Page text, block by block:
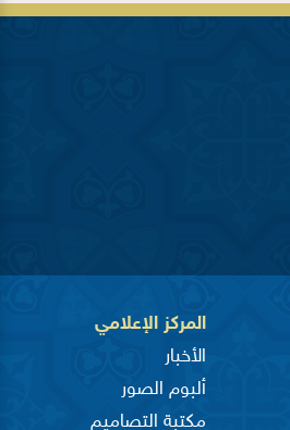
المركز الإعلامي
الأخبار
ألبوم الصور
مكتبة التصاميم